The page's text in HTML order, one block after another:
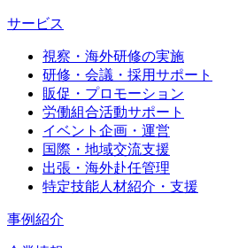
サービス
視察・海外研修の実施
研修・会議・採用サポート
販促・プロモーション
労働組合活動サポート
イベント企画・運営
国際・地域交流支援
出張・海外赴任管理
特定技能人材紹介・支援
事例紹介